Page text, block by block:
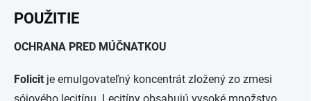
POUŽITIE
OCHRANA PRED MÚČNATKOU
Folicit je emulgovateľný koncentrát zložený zo zmesi